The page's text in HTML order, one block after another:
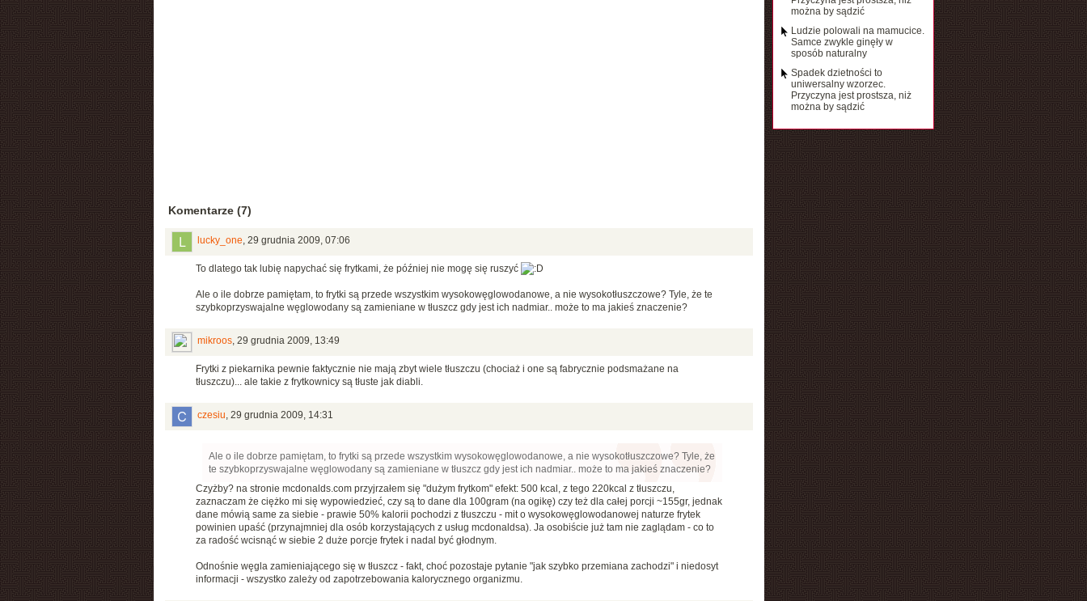
Komentarze (7)
lucky_one, 29 grudnia 2009, 07:06
To dlatego tak lubię napychać się frytkami, że później nie mogę się ruszyć
Ale o ile dobrze pamiętam, to frytki są przede wszystkim wysokowęglowodanowe, a nie wysokotłuszczowe? Tyle, że te
szybkoprzyswajalne węglowodany są zamieniane w tłuszcz gdy jest ich nadmiar.. może to ma jakieś znaczenie?
mikroos, 29 grudnia 2009, 13:49
Frytki z piekarnika pewnie faktycznie nie mają zbyt wiele tłuszczu (chociaż i one są fabrycznie podsmażane na
tłuszczu)... ale takie z frytkownicy są tłuste jak diabli.
czesiu, 29 grudnia 2009, 14:31
Ale o ile dobrze pamiętam, to frytki są przede wszystkim wysokowęglowodanowe, a nie wysokotłuszczowe? Tyle, że
te szybkoprzyswajalne węglowodany są zamieniane w tłuszcz gdy jest ich nadmiar.. może to ma jakieś znaczenie?
Czyżby? na stronie mcdonalds.com przyjrzałem się "dużym frytkom" efekt: 500 kcal, z tego 220kcal z tłuszczu,
zaznaczam że ciężko mi się wypowiedzieć, czy są to dane dla 100gram (na ogikę) czy też dla całej porcji ~155gr, jednak
dane mówią same za siebie - prawie 50% kalorii pochodzi z tłuszczu - mit o wysokowęglowodanowej naturze frytek
powinien upaść (przynajmniej dla osób korzystających z usług mcdonaldsa). Ja osobiście już tam nie zaglądam - co to
za radość wcisnąć w siebie 2 duże porcje frytek i nadal być głodnym.
Odnośnie węgla zamieniającego się w tłuszcz - fakt, choć pozostaje pytanie "jak szybko przemiana zachodzi" i niedosyt
informacji - wszystko zależy od zapotrzebowania kalorycznego organizmu.
można by sądzić
Ludzie polowali na mamucice.
Samce zwykle ginęły w
sposób naturalny
Spadek dzietności to
uniwersalny wzorzec.
Przyczyna jest prostsza, niż
można by sądzić